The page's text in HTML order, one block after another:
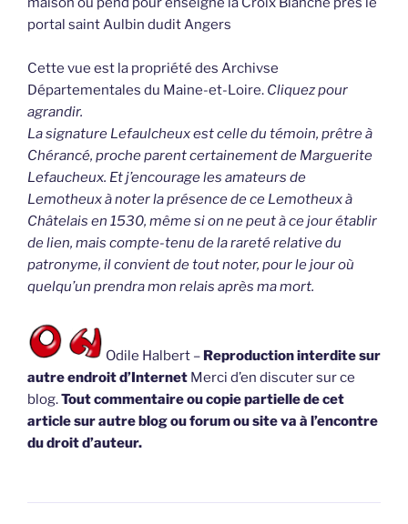
portal saint Aulbin dudit Angers
Cette vue est la propriété des Archivse
Départementales du Maine-et-Loire. Cliquez pour
agrandir.
La signature Lefaulcheux est celle du témoin, prêtre à
Chérancé, proche parent certainement de Marguerite
Lefaucheux. Et j’encourage les amateurs de
Lemotheux à noter la présence de ce Lemotheux à
Châtelais en 1530, même si on ne peut à ce jour établir
de lien, mais compte-tenu de la rareté relative du
patronyme, il convient de tout noter, pour le jour où
quelqu’un prendra mon relais après ma mort.
Odile Halbert – Reproduction interdite sur
autre endroit d’Internet Merci d’en discuter sur ce
blog.Tout commentaire ou copie partielle de cet
article sur autre blog ou forum ou site va à l’encontre
du droit d’auteur.